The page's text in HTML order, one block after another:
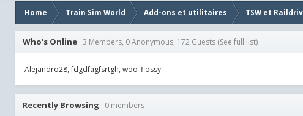
Home Train Sim World Add-ons et utilitaires TSW et
Who's Online 3 Members, 0 Anonymous, 172 Guests (See full list)
Alejandro28 fdgdfagfsrtgh woo_flossy
Recently Browsing 0 members